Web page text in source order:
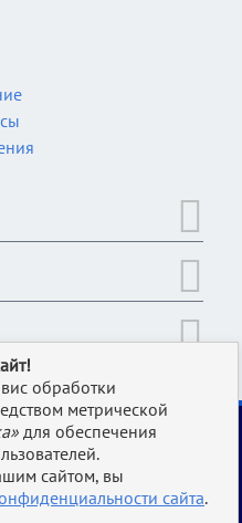
магазина, супермаркета,
прачки и клининга и пр.
Trade.ru
интернет-сайт носит исключительно
не является публичной офертой,
обработки
метрической
для обеспечения
сайтом, вы
сайта.